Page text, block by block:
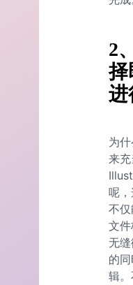
2
择
进
为
来
呢
不
文件
无
的
辑